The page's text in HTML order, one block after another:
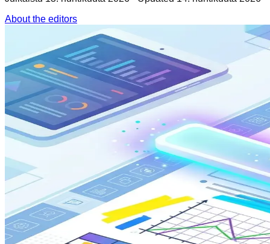
About the editors